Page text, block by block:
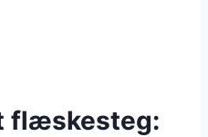
flæskesteg: